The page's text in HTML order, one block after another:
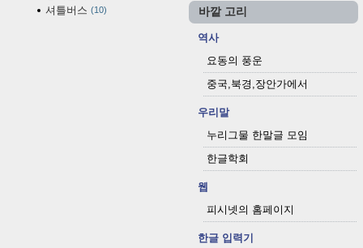
셔틀버스 10 바깥 고리
역사
요동의 풍운
중국,북경,장안가에서
우리말
누리그물 한말글 모임
한글학회
웹
피시넷의 홈페이지
한글 입력기